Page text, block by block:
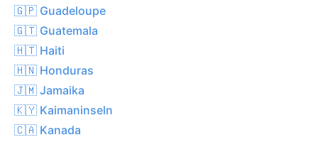
🇬🇵 Guadeloupe
🇬🇹 Guatemala
🇭🇹 Haiti
🇭🇳 Honduras
🇯🇲 Jamaika
🇰🇾 Kaimaninseln
🇨🇦 Kanada